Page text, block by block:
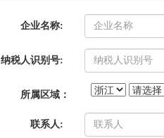
企业名称:
纳税人识别号:
所属区域：
联系人: